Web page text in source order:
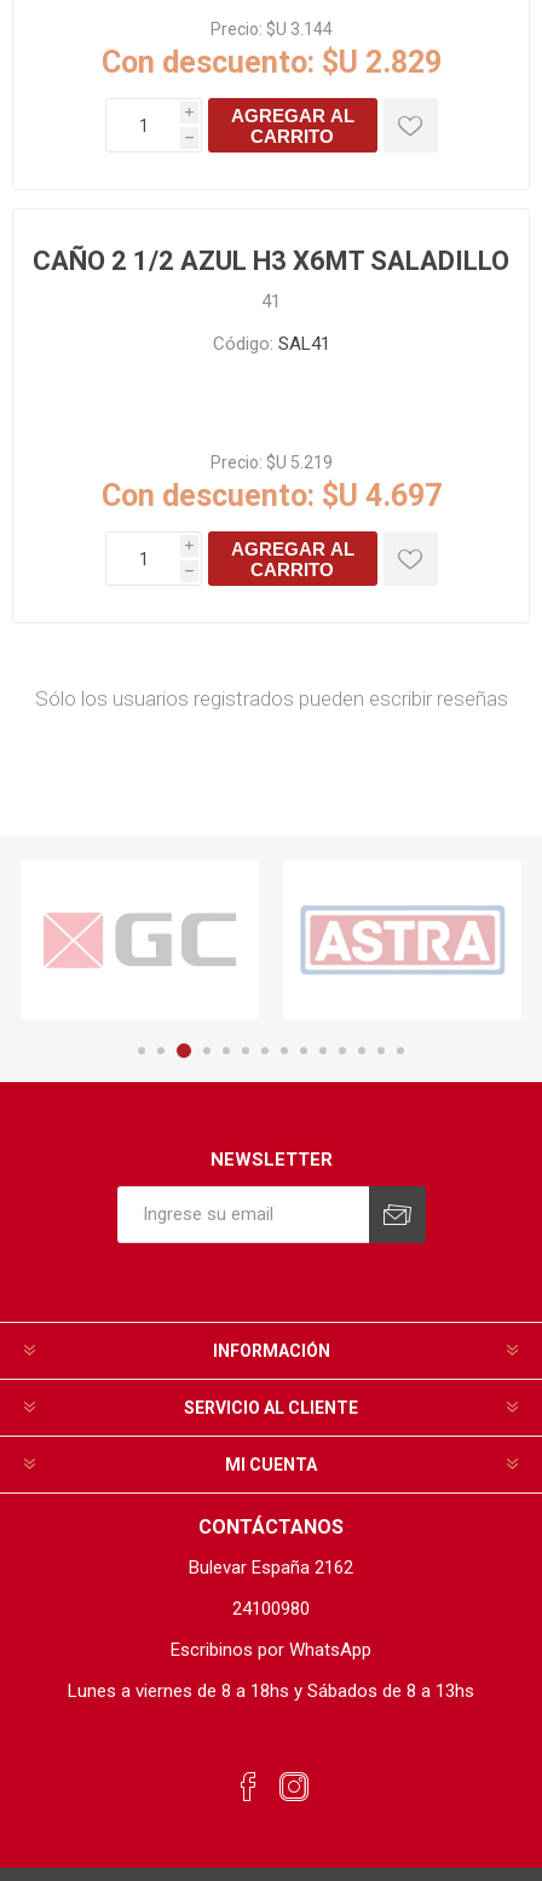
Precio: $U 3.144
Con descuento: $U 2.829
i
h
AGREGAR AL
CARRITO
CAÑO 2 1/2 AZUL H3 X6MT SALADILLO
41
Código: SAL41
Precio: $U 5.219
Con descuento: $U 4.697
i
h
AGREGAR AL
CARRITO
Sólo los usuarios registrados pueden escribir reseñas
NEWSLETTER
INFORMACIÓN
SERVICIO AL CLIENTE
MI CUENTA
CONTÁCTANOS
Bulevar España 2162
24100980
Escribinos por WhatsApp
Lunes a viernes de 8 a 18hs y Sábados de 8 a 13hs